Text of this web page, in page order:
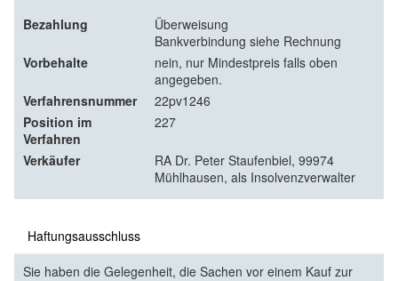
Bezahlung
Überweisung
Bankverbindung siehe Rechnung
Vorbehalte
nein, nur Mindestpreis falls oben
angegeben.
Verfahrensnummer
22pv1246
Position im
Verfahren
227
Verkäufer
RA Dr. Peter Staufenbiel, 99974
Mühlhausen, als Insolvenzverwalter
Haftungsausschluss
Sie haben die Gelegenheit, die Sachen vor einem Kauf zur